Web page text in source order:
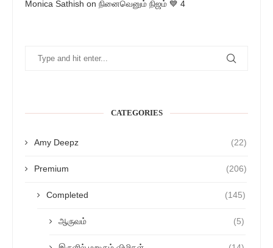
Monica Sathish on நினைவெனும் நிஜம் 💙 4
CATEGORIES
Amy Deepz (22)
Premium (206)
Completed (145)
ஆருவம் (5)